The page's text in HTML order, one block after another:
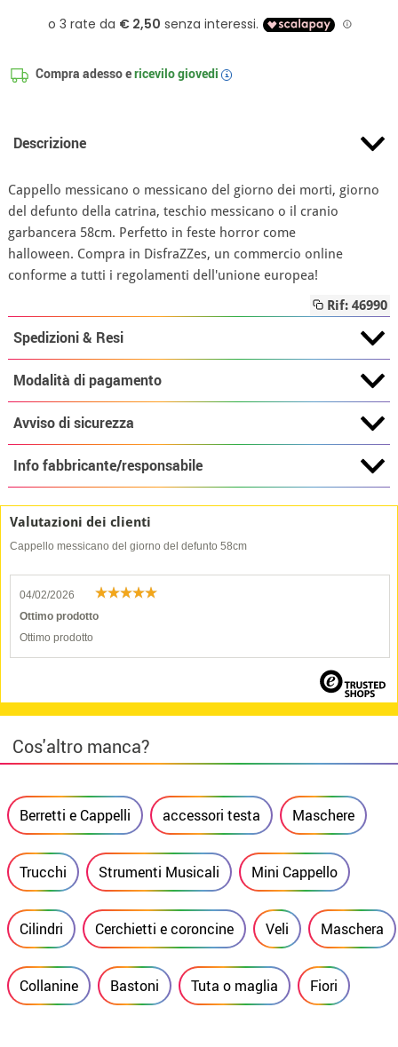
Compra adesso ericevilogiovedi i
Descrizione
Cappello messicano o messicano del giorno dei morti, giorno
del defunto della catrina, teschio messicano o il cranio
garbancera 58cm. Perfetto in feste horror come
halloween. Compra in DisfraZZes, un commercio online
conforme a tutti i regolamenti dell'unione europea!
Rif: 46990
Spedizioni & Resi
Modalità di pagamento
Avviso di sicurezza
Info fabbricante/responsabile
Valutazioni dei clienti
Cappello messicano del giorno del defunto 58cm
04/02/2026
Ottimo prodotto
Ottimo prodotto
Cos'altro manca?
Berretti e Cappelli accessori testa Maschere
Trucchi Strumenti Musicali Mini Cappello
Cilindri Cerchietti e coroncine Veli Maschera
Collanine Bastoni Tuta o maglia Fiori